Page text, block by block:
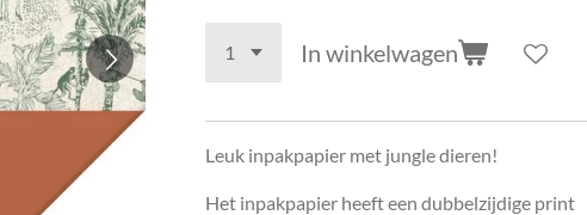
In winkelwagen
Leuk inpakpapier met jungle dieren!
Het inpakpapier heeft een dubbelzijdige print